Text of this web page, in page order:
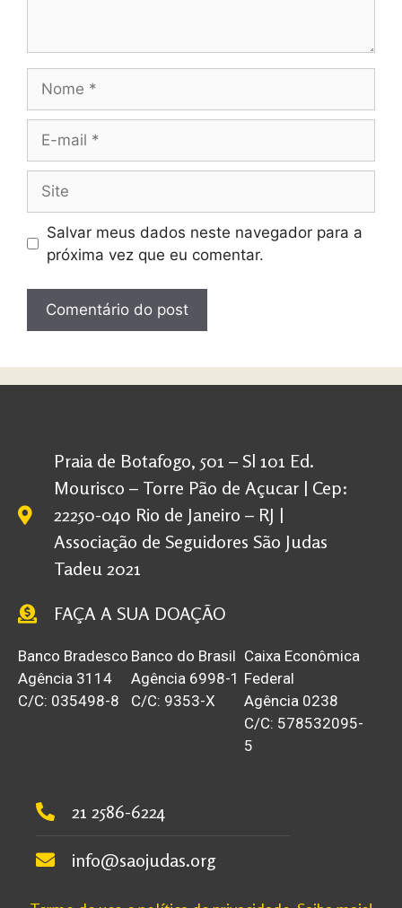
Salvar meus dados neste navegador para a
próxima vez que eu comentar.
Praia de Botafogo, 501 – Sl 101 Ed.
Mourisco – Torre Pão de Açucar | Cep:
22250-040 Rio de Janeiro – RJ |
Associação de Seguidores São Judas
Tadeu 2021
FAÇA A SUA DOAÇÃO
Banco Bradesco
Agência 3114
C/C: 035498-8
Banco do Brasil
Agência 6998-1
C/C: 9353-X
Caixa Econômica
Federal
Agência 0238
C/C: 578532095-
5
21 2586-6224
info@saojudas.org